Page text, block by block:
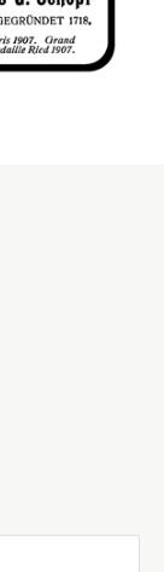
Bild-ID: 46682